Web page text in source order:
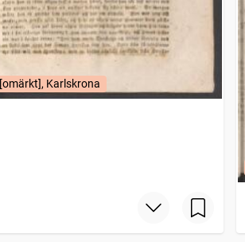
[omärkt], Karlskrona